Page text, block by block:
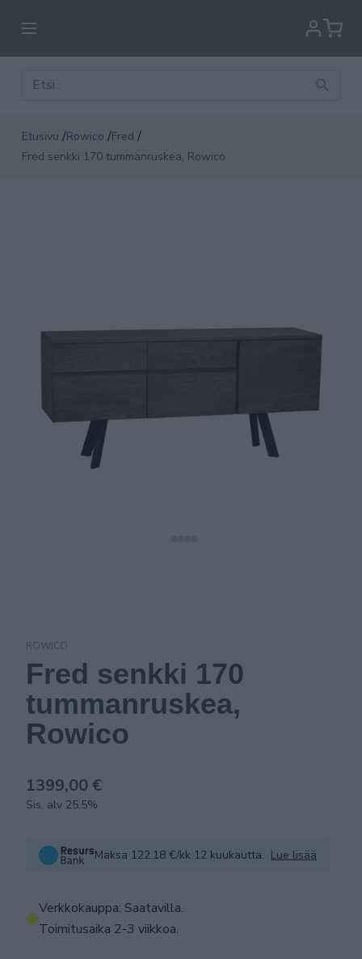
Etusivu /Rowico /Fred /
Fred senkki 170 tummanruskea, Rowico
ROWICO
Fred senkki 170
tummanruskea,
Rowico
1399,00 €
Sis. alv 25.5%
Maksa 122.18 €/kk 12 kuukautta. Lue lisää
Verkkokauppa: Saatavilla.
Toimitusaika 2-3 viikkoa.